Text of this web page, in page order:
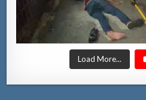
Load More...